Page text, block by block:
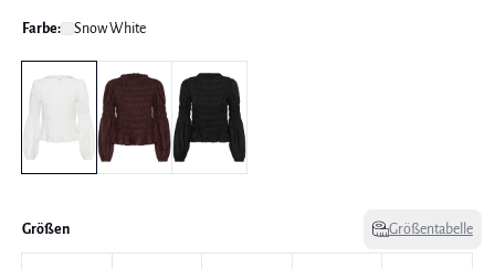
Farbe: Snow White
Größen Größentabelle